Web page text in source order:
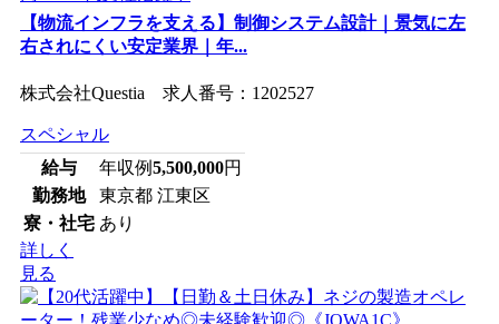
【物流インフラを支える】制御システム設計｜景気に左
右されにくい安定業界｜年...
株式会社Questia 求人番号：1202527
スペシャル
給与
年収例5,500,000円
勤務地
東京都 江東区
寮・社宅 あり
詳しく
見る